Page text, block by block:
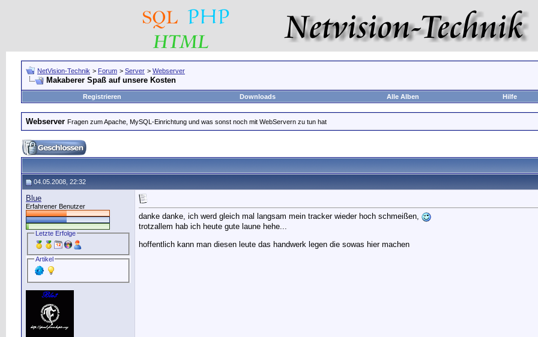
NetVision-Technik > Forum > Server > Webserver
Makaberer Spaß auf unsere Kosten
Registrieren Downloads Alle Alben Hilfe
Webserver Fragen zum Apache, MySQL-Einrichtung und was sonst noch mit WebServern zu tun hat
04.05.2008, 22:32
Blue
Erfahrener Benutzer
Letzte Erfolge
Artikel
danke danke, ich werd gleich mal langsam mein tracker wieder hoch schmeißen,
trotzallem hab ich heute gute laune hehe...
hoffentlich kann man diesen leute das handwerk legen die sowas hier machen